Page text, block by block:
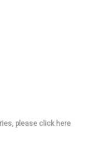
please click here